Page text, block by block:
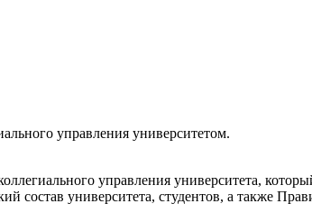
управления университетом.
управления университета,
состав университета, студентов, а также